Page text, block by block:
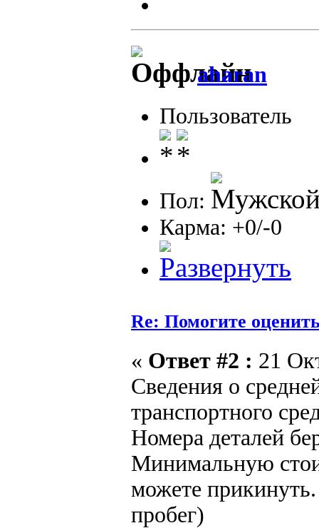
aharan
Пользователь
Пол:
Карма: +0/-0
Re: Помогите
« Ответ #2 : 21
Сведения о
транспортного
Номера деталей
Минимальную
можете
пробег)